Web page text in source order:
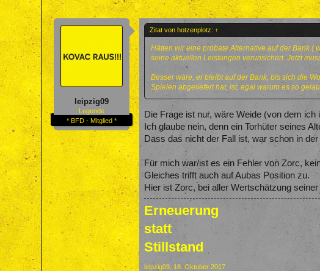
leipzig09
Legende
* BFD - Mitglied *
Zitat von hotzenplotz: ↑
Hätten wir eine probate Alternative auf der Bank (
seine aktuellen Leistungen verunsichert. Jetzt
Besser wäre, er bleibt auf der Bank, bis sich die
Spielen abgeliefert hat, ist, egal warum es so
Die Frage ist nur, wäre Weide (von dem
Ich glaube nein, denn ein Torhüter seines
Dass das nicht der Fall ist, war schon in
Für mich war/ist es ein Fehler von Zorc,
Gleiches trifft auch auf Aubas Position zu.
Hier ist Zorc, bei aller Wertschätzung
Erneuerung
statt
Stillstand
leipzig09 18. Oktober 2017